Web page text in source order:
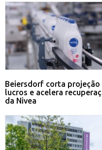
Beiersdorf corta projeção
lucros e acelera
da Nivea